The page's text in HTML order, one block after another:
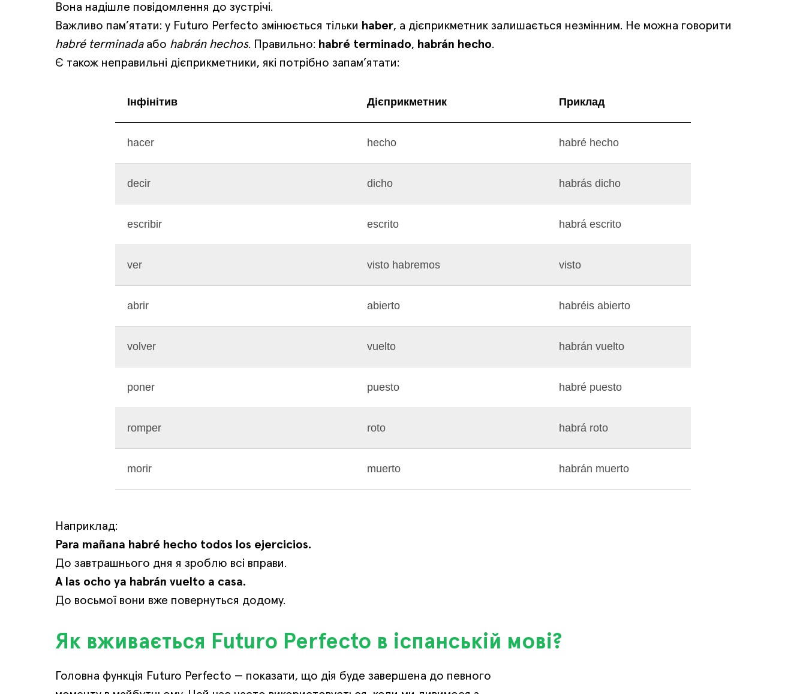
Вона надішле повідомлення до зустрічі.
Важливо пам’ятати: у Futuro Perfecto змінюється тільки haber, а дієприкметник залишається незмінним. Не можна говорити
habré terminadaабо habrán hechos. Правильно: habré terminado, habrán hecho.
Є також неправильні дієприкметники, які потрібно запам’ятати:
Інфінітив Дієприкметник Приклад
hacer hecho habré hecho
decir dicho habrás dicho
escribir escrito habrá escrito
ver visto habremos visto
abrir abierto habréis abierto
volver vuelto habrán vuelto
poner puesto habré puesto
romper roto habrá roto
morir muerto habrán muerto
Наприклад:
Para mañana habré hecho todos los ejercicios.
До завтрашнього дня я зроблю всі вправи.
A las ocho ya habrán vuelto a casa.
До восьмої вони вже повернуться додому.
Головна функція Futuro Perfecto — показати, що дія буде завершена до певного
Як вживається Futuro Perfecto в іспанській мові?